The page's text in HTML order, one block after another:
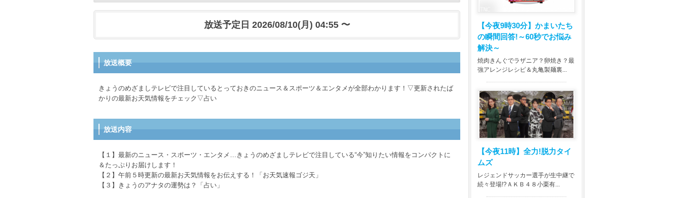
放送予定日 2026/08/10(月) 04:55 〜
放送概要
きょうのめざましテレビで注目しているとっておきのニュース＆スポーツ＆エンタメが全部わかります！▽更新されたば
かりの最新お天気情報をチェック▽占い
放送内容
【１】最新のニュース・スポーツ・エンタメ…きょうのめざましテレビで注目している“今”知りたい情報をコンパクトに
＆たっぷりお届けします！
【２】午前５時更新の最新お天気情報をお伝えする！「お天気速報ゴジ天」
【３】きょうのアナタの運勢は？「占い」
【今夜9時30分】 かまいたち
の瞬間回答!～60秒でお悩み
解決～
焼肉きんぐでラザニア？卵焼き？最
強アレンジレシピ＆丸亀製麺裏...
【今夜11時】 全力!脱力タイ
ムズ
レジェンドサッカー選手が生中継で
続々登場!?ＡＫＢ４８小栗有...